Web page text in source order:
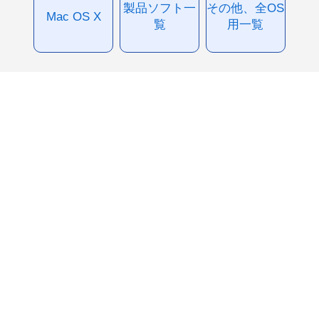
Mac OS X
製品ソフト一
覧
その他、全OS
用一覧